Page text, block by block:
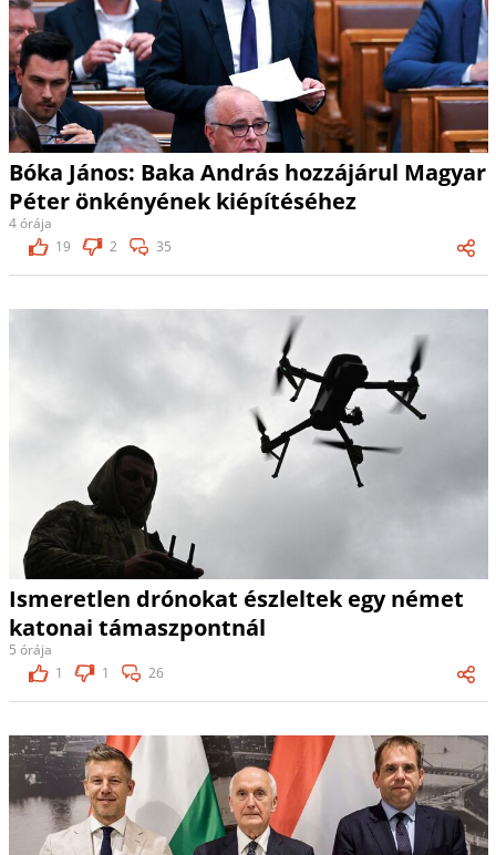
Bóka János: Baka András hozzájárul Magyar
Péter önkényének kiépítéséhez
4 órája
19
2 35
Ismeretlen drónokat észleltek egy német
katonai támaszpontnál
5 órája
1
1 26